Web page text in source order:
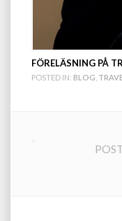
FÖRELÄSNING PÅ
POSTED IN: BLOG